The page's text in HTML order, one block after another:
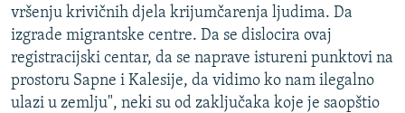
vršenju krivičnih djela krijumčarenja ljudima. Da
izgrade migrantske centre. Da se dislocira ovaj
registracijski centar, da se naprave istureni punktovi na
prostoru Sapne i Kalesije, da vidimo ko nam ilegalno
ulazi u zemlju", neki su od zaključaka koje je saopštio